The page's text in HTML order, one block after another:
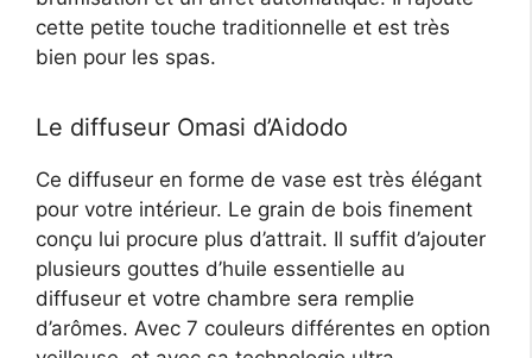
cette petite touche traditionnelle et est très
bien pour les spas.
Le diffuseur Omasi d’Aidodo
Ce diffuseur en forme de vase est très élégant
pour votre intérieur. Le grain de bois finement
conçu lui procure plus d’attrait. Il suffit d’ajouter
plusieurs gouttes d’huile essentielle au
diffuseur et votre chambre sera remplie
d’arômes. Avec 7 couleurs différentes en option